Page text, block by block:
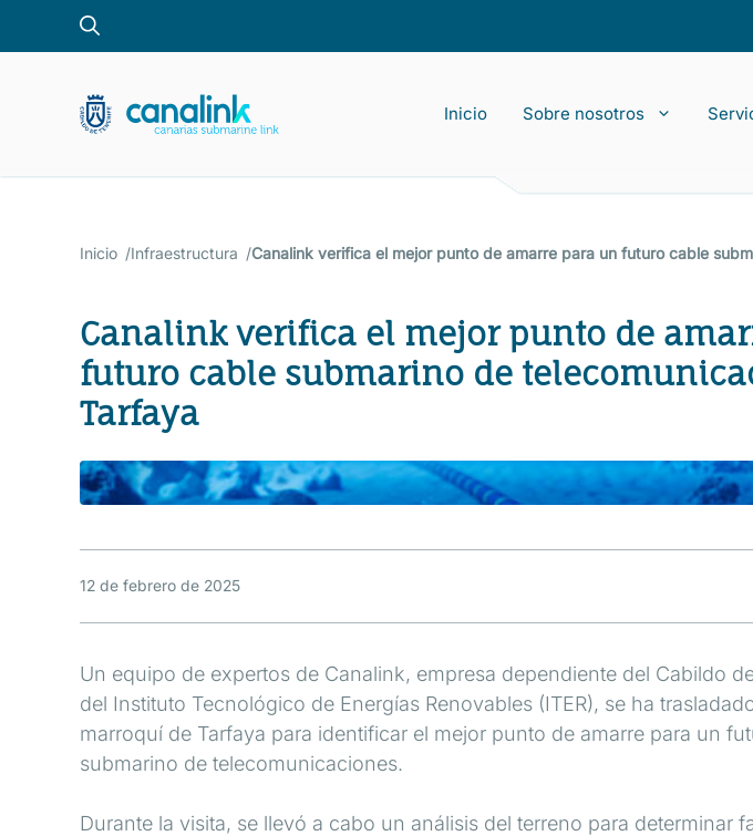
Inicio Sobre nosotros
La Empresa
Tránsito IP
Proyectos de despliegue
Inicio Infraestructura Canalink verifica el mejor punto de amarre para un futuro cable
Canalink verifica el mejor punto de
futuro cable submarino de
Tarfaya
12 de febrero de 2025
Un equipo de expertos de Canalink, empresa dependiente del Cabildo
del Instituto Tecnológico de Energías Renovables (ITER), se ha
marroquí de Tarfaya para identificar el mejor punto de amarre para un
submarino de telecomunicaciones.
Durante la visita, se llevó a cabo un análisis del terreno para determinar